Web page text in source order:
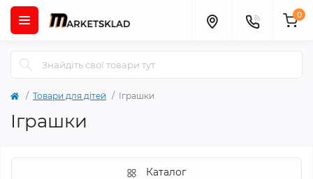
0
Товари для дітей Іграшки
Іграшки
Каталог